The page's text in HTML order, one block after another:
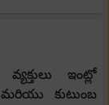
ఇంట్లో
కుటుంబ